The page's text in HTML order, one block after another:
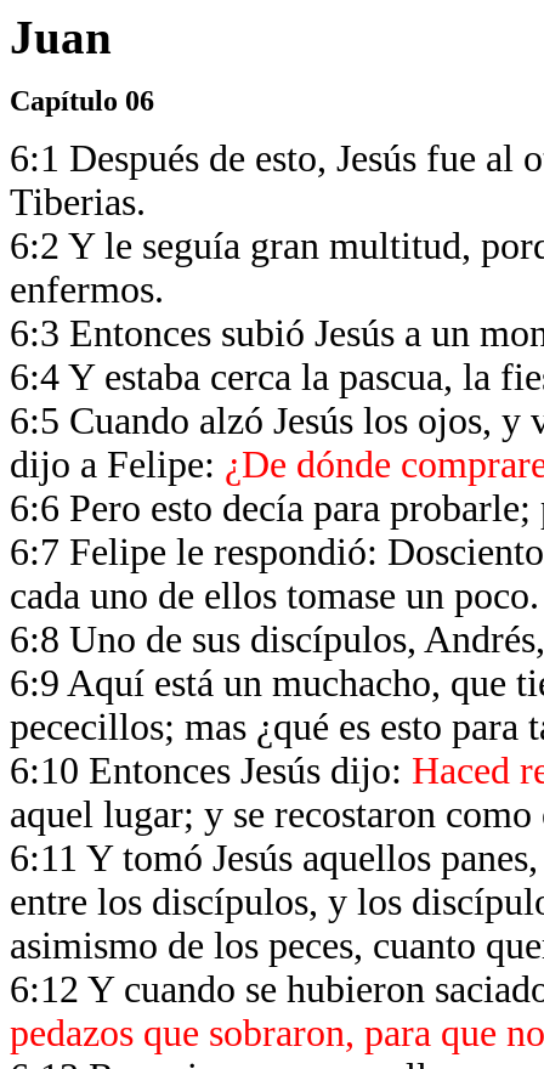
Juan
Capítulo 06
6:1 Después de esto, Jesús fue
Tiberias.
6:2 Y le seguía gran multitud,
enfermos.
6:3 Entonces subió Jesús a un
6:4 Y estaba cerca la pascua, la
6:5 Cuando alzó Jesús los ojos,
dijo a Felipe: ¿De dónde
6:6 Pero esto decía para
6:7 Felipe le respondió:
cada uno de ellos tomase un
6:8 Uno de sus discípulos,
6:9 Aquí está un muchacho, que
pececillos; mas ¿qué es esto para
6:10 Entonces Jesús dijo: Haced
aquel lugar; y se recostaron
6:11 Y tomó Jesús aquellos
entre los discípulos, y los
asimismo de los peces, cuanto
6:12 Y cuando se hubieron
pedazos que sobraron, para que